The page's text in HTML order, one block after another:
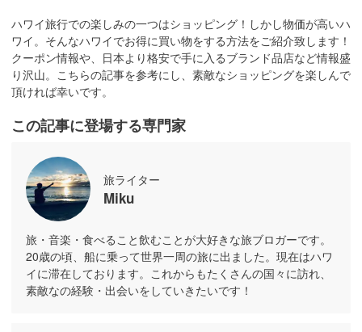
ハワイ旅行での楽しみの一つはショッピング！しかし物価が高いハ
ワイ。そんなハワイでお得に買い物をする方法をご紹介致します！
クーポン情報や、日本より格安で手に入るブランド品店など情報盛
り沢山。こちらの記事を参考にし、素敵なショッピングを楽しんで
頂ければ幸いです。
この記事に登場する専門家
旅ライター
Miku
旅・音楽・食べること飲むことが大好きな旅ブロガーです。
20歳の頃、船に乗って世界一周の旅に出ました。現在はハワ
イに滞在しております。これからもたくさんの国々に訪れ、
素敵なの経験・出会いをしていきたいです！